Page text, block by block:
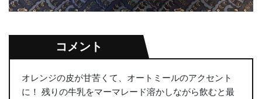
コメント
オレンジの皮が甘苦くて、オートミールのアクセント
に！ 残りの牛乳をマーマレード溶かしながら飲むと最